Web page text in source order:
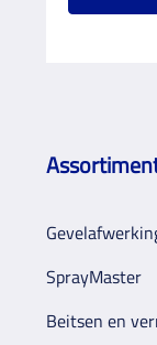
SprayMaster
Beitsen en